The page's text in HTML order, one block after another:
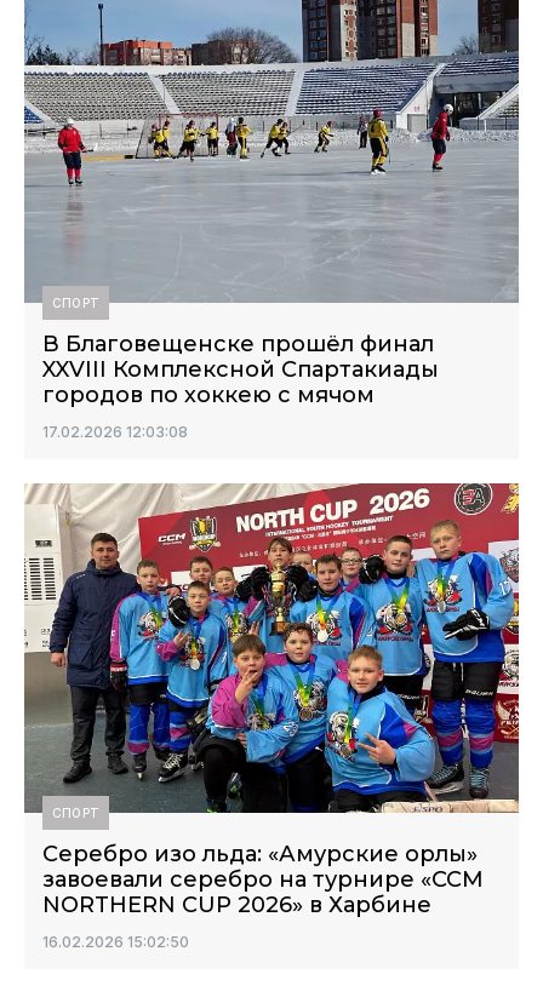
СПОРТ
В Благовещенске прошёл финал
XXVIII Комплексной Спартакиады
городов по хоккею с мячом
17.02.2026 12:03:08
СПОРТ
Серебро изо льда: «Амурские орлы»
завоевали серебро на турнире «ССМ
NORTHERN CUP 2026» в Харбине
16.02.2026 15:02:50